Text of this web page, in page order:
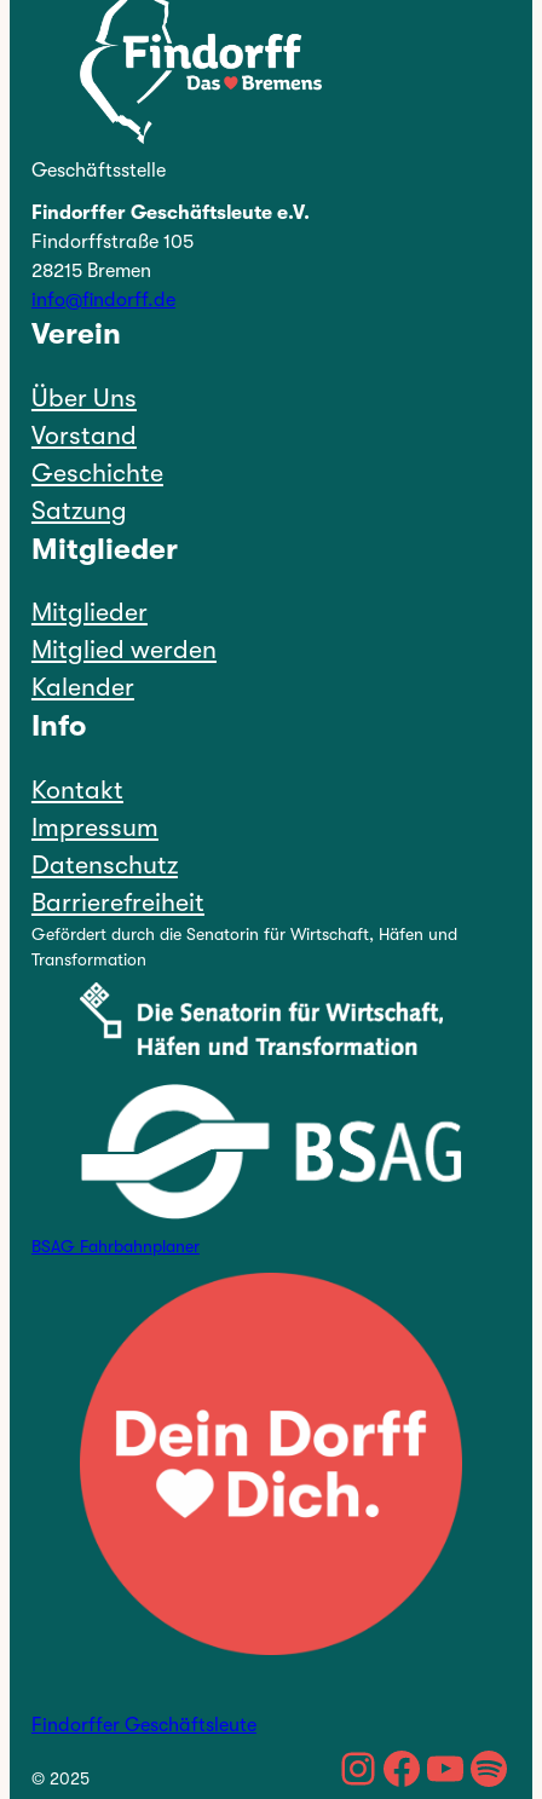
Geschäftsstelle
Findorffer Geschäftsleute e.V.
Findorffstraße 105
28215 Bremen
info@findorff.de
Verein
Über Uns
Vorstand
Geschichte
Satzung
Mitglieder
Mitglieder
Mitglied werden
Kalender
Info
Kontakt
Impressum
Datenschutz
Barrierefreiheit
Gefördert durch die Senatorin für Wirtschaft, Häfen und
Transformation
BSAG Fahrbahnplaner
Findorffer Geschäftsleute
© 2025 https://